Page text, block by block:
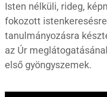
Isten nélküli, rideg,
fokozott
tanulmányozásra
az Úr
első gyöngyszemek.